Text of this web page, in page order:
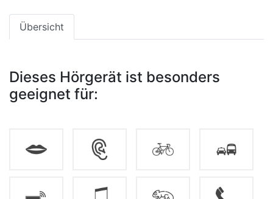
Übersicht
Dieses Hörgerät ist besonders
geeignet für: